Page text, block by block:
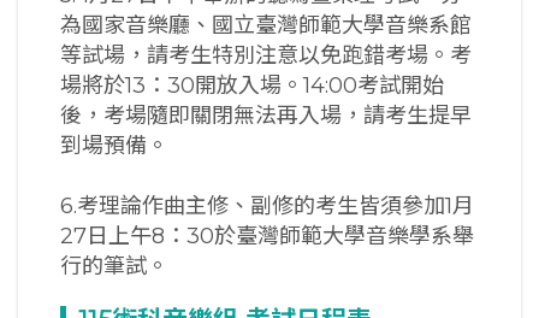
為國家音樂廳、國立臺灣師範大學音樂系館
等試場，請考生特別注意以免跑錯考場。考
場將於13：30開放入場。14:00考試開始
後，考場隨即關閉無法再入場，請考生提早
到場預備。
6.考理論作曲主修、副修的考生皆須參加1月
27日上午8：30於臺灣師範大學音樂學系舉
行的筆試。